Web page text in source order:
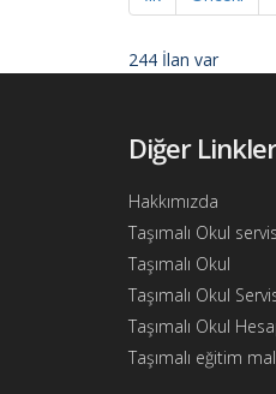
244 İlan var
Diğer Linkler
Hakkımızda
Taşımalı Okul
Taşımalı Okul
Taşımalı Okul
Taşımalı Okul
Taşımalı eğitim